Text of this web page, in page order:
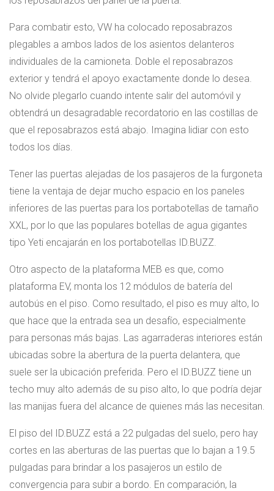
Para combatir esto, VW ha colocado reposabrazos
plegables a ambos lados de los asientos delanteros
individuales de la camioneta. Doble el reposabrazos
exterior y tendrá el apoyo exactamente donde lo desea.
No olvide plegarlo cuando intente salir del automóvil y
obtendrá un desagradable recordatorio en las costillas de
que el reposabrazos está abajo. Imagina lidiar con esto
todos los días.
Tener las puertas alejadas de los pasajeros de la furgoneta
tiene la ventaja de dejar mucho espacio en los paneles
inferiores de las puertas para los portabotellas de tamaño
XXL, por lo que las populares botellas de agua gigantes
tipo Yeti encajarán en los portabotellas ID.BUZZ.
Otro aspecto de la plataforma MEB es que, como
plataforma EV, monta los 12 módulos de batería del
autobús en el piso. Como resultado, el piso es muy alto, lo
que hace que la entrada sea un desafío, especialmente
para personas más bajas. Las agarraderas interiores están
ubicadas sobre la abertura de la puerta delantera, que
suele ser la ubicación preferida. Pero el ID.BUZZ tiene un
techo muy alto además de su piso alto, lo que podría dejar
las manijas fuera del alcance de quienes más las necesitan.
El piso del ID.BUZZ está a 22 pulgadas del suelo, pero hay
cortes en las aberturas de las puertas que lo bajan a 19.5
pulgadas para brindar a los pasajeros un estilo de
convergencia para subir a bordo. En comparación, la